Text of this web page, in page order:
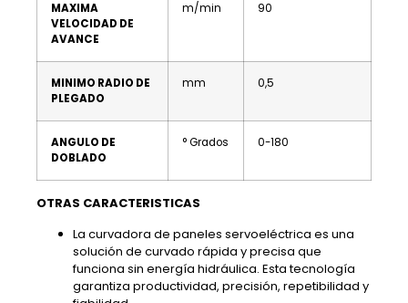
MAXIMA
VELOCIDAD DE
AVANCE
m/min 90
MINIMO RADIO DE
PLEGADO
mm 0,5
ANGULO DE
DOBLADO
° Grados 0-180
OTRAS CARACTERISTICAS
La curvadora de paneles servoeléctrica es una
solución de curvado rápida y precisa que
funciona sin energía hidráulica. Esta tecnología
garantiza productividad, precisión, repetibilidad y